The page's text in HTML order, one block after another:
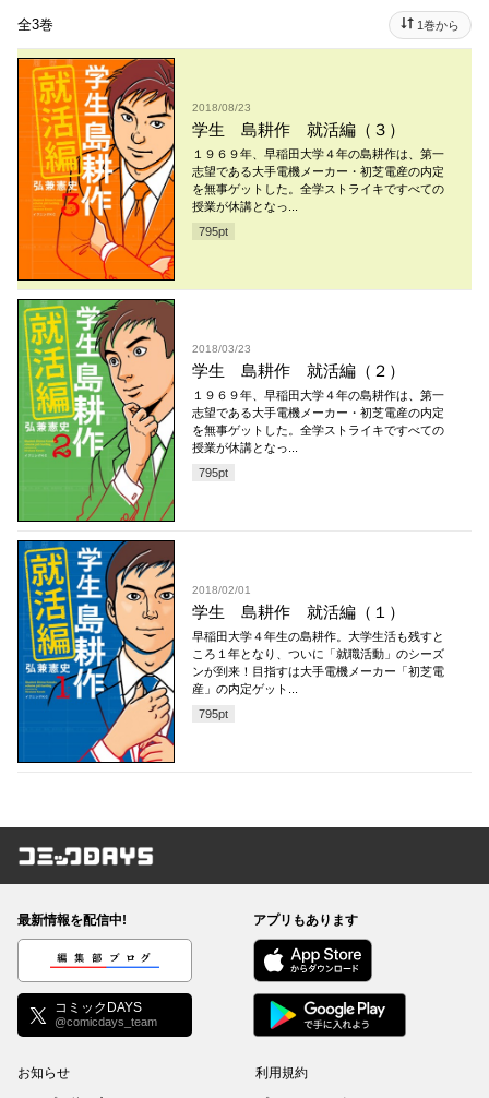
全3巻 1巻から
2018/08/23
学生 島耕作 就活編（３）
１９６９年、早稲田大学４年の島耕作は、第一
志望である大手電機メーカー・初芝電産の内定
を無事ゲットした。全学ストライキですべての
授業が休講となっ...
795pt
2018/03/23
学生 島耕作 就活編（２）
１９６９年、早稲田大学４年の島耕作は、第一
志望である大手電機メーカー・初芝電産の内定
を無事ゲットした。全学ストライキですべての
授業が休講となっ...
795pt
2018/02/01
学生 島耕作 就活編（１）
早稲田大学４年生の島耕作。大学生活も残すと
ころ１年となり、ついに「就職活動」のシーズ
ンが到来！目指すは大手電機メーカー「初芝電
産」の内定ゲット...
795pt
コミックDAYS
最新情報を配信中!
編集部ブログ
コミックDAYS
@comicdays_team
アプリもあります
お知らせ
利用規約